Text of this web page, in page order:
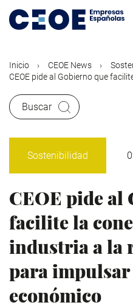
contenido
Inicio CEOE News
CEOE pide al Gobierno que facilite
Buscar
Sostenibilidad
CEOE pide al
facilite la
industria a la
para
económico